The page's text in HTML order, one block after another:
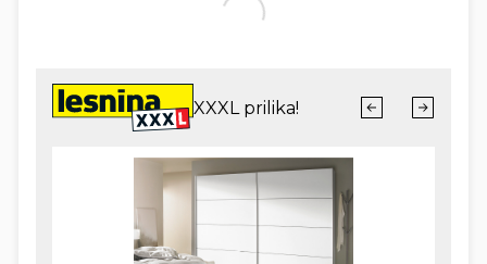
zemlje. Hrvatsku, realno, može, i treba, nastanjivati
ljudi. Ali, demografski, mi tonemo. Zašto?